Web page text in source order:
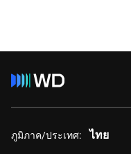
ภูมิภาค/ประเทศ: ไทย